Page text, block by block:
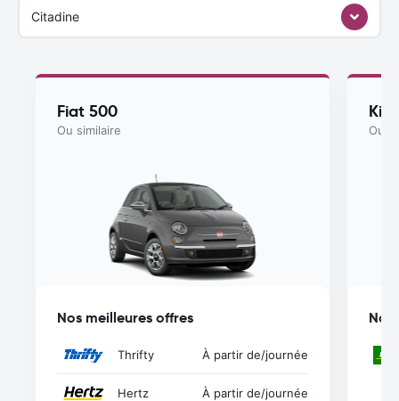
Citadine
Fiat 500
Ou similaire
Nos meilleures offres
Thrifty À partir de/journée
Hertz À partir de/journée
Kia
Ou
Nos